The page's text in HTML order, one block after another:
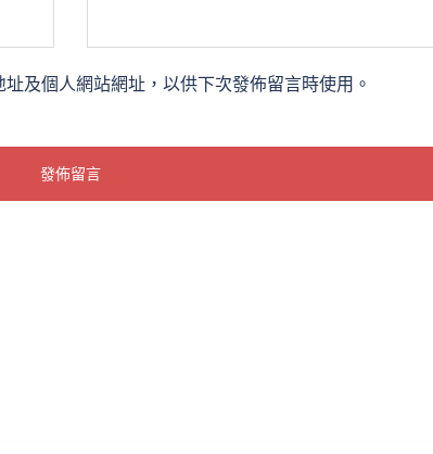
及個人網站網址，以供下次發佈留言時使用。